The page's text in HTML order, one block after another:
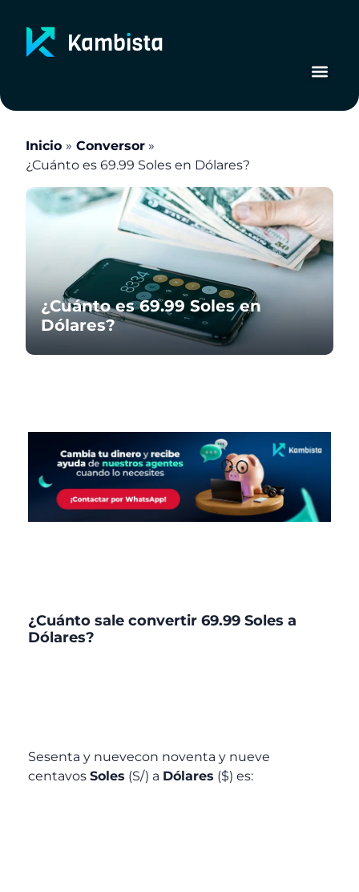
contenido
Inicio
Conversor
¿Cuánto es 69.99 Soles en Dólares?
¿Cuánto es 69.99 Soles en
Dólares?
¿Cuánto sale convertir 69.99 Soles a
Dólares?
Sesenta y nuevecon noventa y nueve
centavos Soles (S/) a Dólares ($) es: